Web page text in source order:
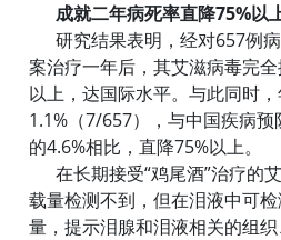
成就二年病死率直降75%以
研究结果表明，经对657例
案治疗一年后，其艾滋病毒完
以上，达国际水平。与此同时
1.1%（7/657），与中国疾病
的4.6%相比，直降75%以上。
在长期接受“鸡尾酒”治疗的
载量检测不到，但在泪液中可
量，提示泪腺和泪液相关的组